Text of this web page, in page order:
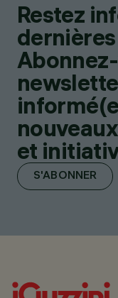
Restez
et
S'ABONNER